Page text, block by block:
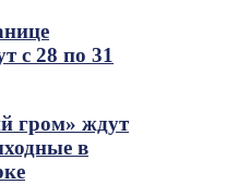
с 28 по 31
гром» ждут
в